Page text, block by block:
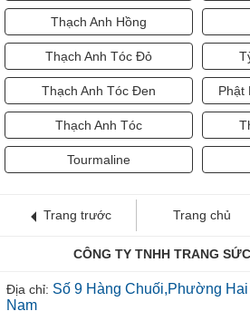
Thạch Anh Hồng
Thạch Anh Tóc Đỏ
Thạch Anh Tóc Đen Phật
Thạch Anh Tóc
Tourmaline
Trang trước Trang chủ
CÔNG TY TNHH TRANG
Địa chỉ: Số 9 Hàng Chuối,Phường
Nam